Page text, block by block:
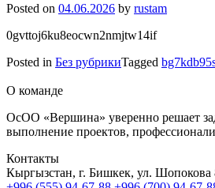
Posted on 04.06.2026 by rustam
0gvttoj6ku8eocwn2nmjtw14if
Posted in Без рубрикиTagged
О команде
ОсОО «Вершина» уверенно решает
выполнение проектов,
Контакты
Кыргызстан, г. Бишкек, ул.